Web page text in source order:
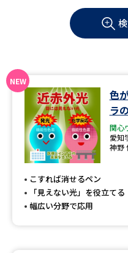
過去問題集
大学・短大以外の資料か
専門学校の資料請求
留学・進学関連、塾・予備校
色
ラ
関心
愛知
神野
こすれば消せるペン
「見えない光」を役立てる
幅広い分野で応用